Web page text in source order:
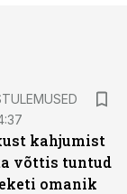
kahjumist
võttis tuntud
omanik